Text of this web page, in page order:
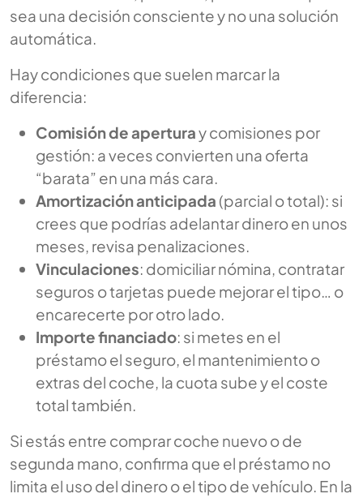
sea una decisión consciente y no una solución
automática.
Hay condiciones que suelen marcar la
diferencia:
Comisión de aperturay comisiones por
gestión: a veces convierten una oferta
“barata” en una más cara.
Amortización anticipada (parcial o total): si
crees que podrías adelantar dinero en unos
meses, revisa penalizaciones.
Vinculaciones: domiciliar nómina, contratar
seguros o tarjetas puede mejorar el tipo… o
encarecerte por otro lado.
Importe financiado: si metes en el
préstamo el seguro, el mantenimiento o
extras del coche, la cuota sube y el coste
total también.
Si estás entre comprar coche nuevo o de
segunda mano, confirma que el préstamo no
limita el uso del dinero o el tipo de vehículo. En la